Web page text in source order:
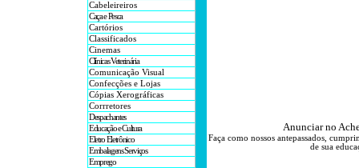
Cabeleireiros
Caça e Pesca
Cartórios
Classificados
Cinemas
Clínicas Veterinária
Comunicação Visual
Confecções e Lojas
Cópias Xerográficas
Corrretores
Despachantes
Educação e Cultura
Eletro Eletrônico
Embalagens Serviços
Emprego
Anunciar no
Faça como nossos antepassados,
de sua